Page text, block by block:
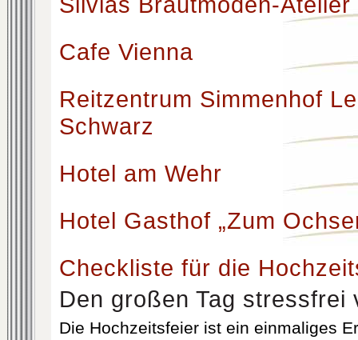
Cafe Vienna
Reitzentrum Simmenhof
Schwarz
Hotel am Wehr
Hotel Gasthof „Zum
Checkliste für die
Den großen Tag stressfrei
Die Hochzeitsfeier ist ein einmaliges